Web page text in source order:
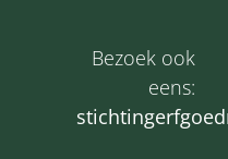
Bezoek ook
eens:
s